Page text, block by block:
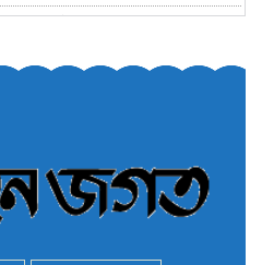
অনির্দিষ্টকালের জন্য বাংলাদেশে